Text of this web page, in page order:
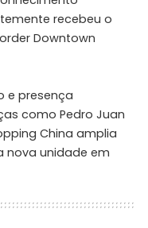
recebeu o
Downtown
e presença
como Pedro Juan
China amplia
nova unidade em